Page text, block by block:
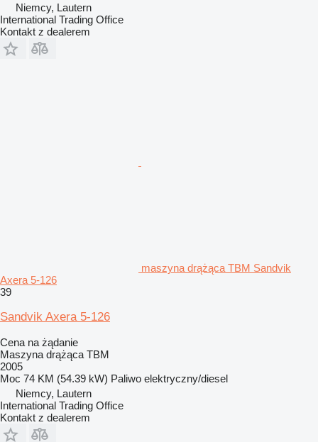
Niemcy, Lautern
International Trading Office
Kontakt z dealerem
maszyna drążąca TBM Sandvik
Axera 5-126
39
Sandvik Axera 5-126
Cena na żądanie
Maszyna drążąca TBM
2005
Moc 74 KM (54.39 kW) Paliwo elektryczny/diesel
Niemcy, Lautern
International Trading Office
Kontakt z dealerem